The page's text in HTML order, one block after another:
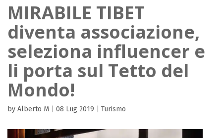
MIRABILE TIBET
diventa associazione,
seleziona influencer e
li porta sul Tetto del
Mondo!
by Alberto M 08 Lug 2019 Turismo